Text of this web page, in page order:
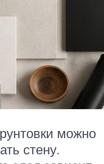
можно
стену.